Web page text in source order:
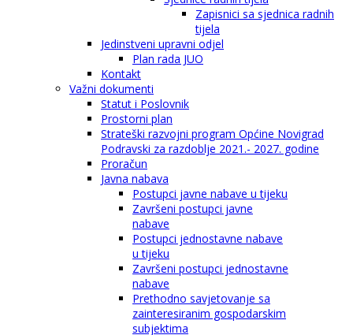
Zapisnici sa sjednica radnih
tijela
Jedinstveni upravni odjel
Plan rada JUO
Kontakt
Važni dokumenti
Statut i Poslovnik
Prostorni plan
Strateški razvojni program Općine Novigrad
Podravski za razdoblje 2021.- 2027. godine
Proračun
Javna nabava
Postupci javne nabave u tijeku
Završeni postupci javne
nabave
Postupci jednostavne nabave
u tijeku
Završeni postupci jednostavne
nabave
Prethodno savjetovanje sa
zainteresiranim gospodarskim
subjektima